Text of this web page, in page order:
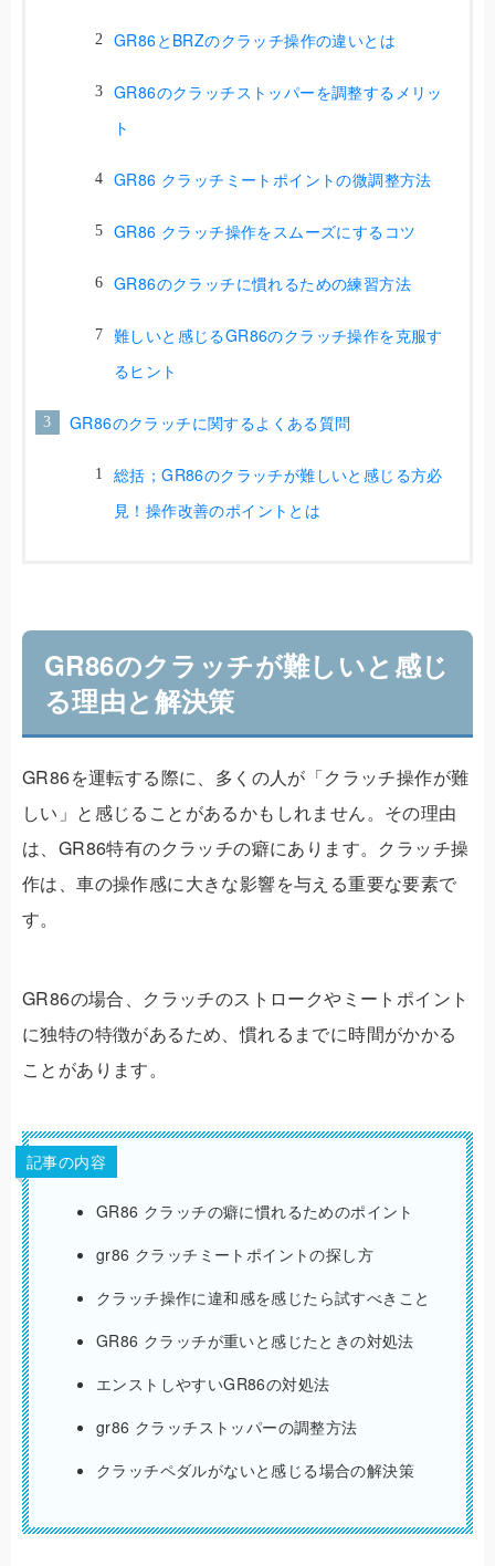
GR86とBRZのクラッチ操作の違いとは
GR86のクラッチストッパーを調整するメリッ
ト
GR86 クラッチミートポイントの微調整方法
GR86 クラッチ操作をスムーズにするコツ
GR86のクラッチに慣れるための練習方法
難しいと感じるGR86のクラッチ操作を克服す
るヒント
GR86のクラッチに関するよくある質問
総括；GR86のクラッチが難しいと感じる方必
見！操作改善のポイントとは
GR86のクラッチが難しいと感じ
る理由と解決策
GR86を運転する際に、多くの人が「クラッチ操作が難
しい」と感じることがあるかもしれません。その理由
は、GR86特有のクラッチの癖にあります。クラッチ操
作は、車の操作感に大きな影響を与える重要な要素で
す。
GR86の場合、クラッチのストロークやミートポイント
に独特の特徴があるため、慣れるまでに時間がかかる
ことがあります。
記事の内容
GR86 クラッチの癖に慣れるためのポイント
gr86 クラッチミートポイントの探し方
クラッチ操作に違和感を感じたら試すべきこと
GR86 クラッチが重いと感じたときの対処法
エンストしやすいGR86の対処法
gr86 クラッチストッパーの調整方法
クラッチペダルがないと感じる場合の解決策